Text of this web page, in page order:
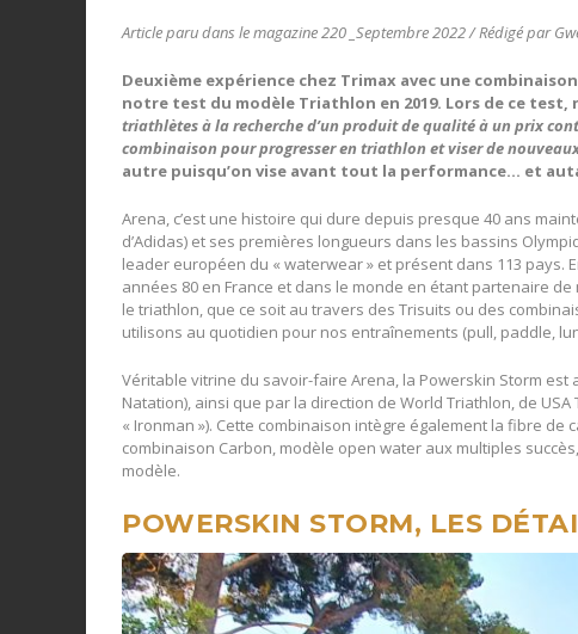
Article paru dans le magazine 220 _Septembre 2022 / Rédigé par
Deuxième expérience chez Trimax avec une
notre test du modèle Triathlon en 2019. Lors de ce test,
triathlètes à la recherche d’un produit de qualité à un prix
combinaison pour progresser en triathlon et viser de
autre puisqu’on vise avant tout la performance… et
Arena, c’est une histoire qui dure depuis presque 40 ans
d’Adidas) et ses premières longueurs dans les bassins
leader européen du « waterwear » et présent dans 113 pays.
années 80 en France et dans le monde en étant partenaire
le triathlon, que ce soit au travers des Trisuits ou des
utilisons au quotidien pour nos entraînements (pull, paddle,
Véritable vitrine du savoir-faire Arena, la Powerskin Storm
Natation), ainsi que par la direction de World Triathlon, de
« Ironman »). Cette combinaison intègre également la fibre
combinaison Carbon, modèle open water aux multiples
modèle.
POWERSKIN STORM, LES